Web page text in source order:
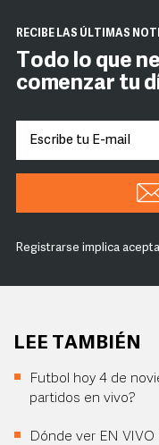
RECIBE LAS ÚLTIMAS
Todo lo que
comenzar tu
Registrarse implica
LEE TAMBIÉN
Futbol hoy 4 de
partidos en vivo?
Dónde ver EN